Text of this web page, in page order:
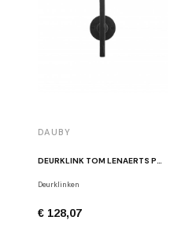
DAUBY
DEURKLINK TOM LENAERTS PH2017T/50F VO VEROUDERD IJZER
Deurklinken
€ 128,07